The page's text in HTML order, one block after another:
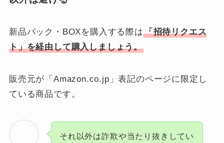
新品パック・BOXを購入する際は 「招待リクエス
ト」を経由して購入しましょう。
販売元が「Amazon.co.jp」表記のページに限定し
ている商品です。
それ以外は詐欺や当たり抜きしてい